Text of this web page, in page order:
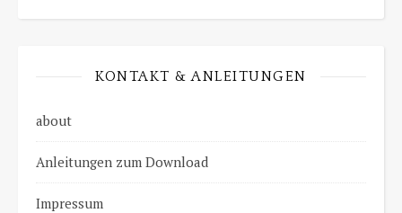
KONTAKT & ANLEITUNGEN
about
Anleitungen zum Download
Impressum